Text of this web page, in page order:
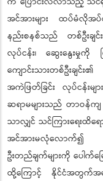
အင်အားများ ထပ်မံလိုအပ်
နည်းစနစ်သည် တစ်ဦးချ
လုပ်ငန်း၊ ဆွေးနွေးမှုကို
ကျောင်းသားတစ်ဦးချ
အကဲဖြတ်ခြင်း လုပ်ငန်း
ဆရာမများသည် တာဝန်
သာလျှင် သင်ကြားရေးထိရေ
အင်အားမလုံလောက်၍
ဦးတည်ချက်များကို ပေါက်မ
ထို့ကြောင့် နိုင်ငံအတွက်အမ